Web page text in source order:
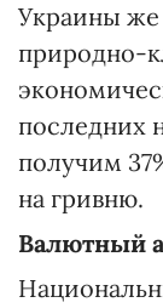
Украины же
природно-
последних
получим
на гривню.
Валютный